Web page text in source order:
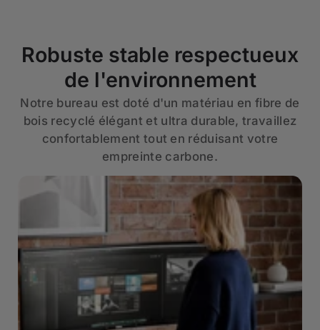
Robuste stable respectueux
de l'environnement
Notre bureau est doté d'un matériau en fibre de
bois recyclé élégant et ultra durable, travaillez
confortablement tout en réduisant votre
empreinte carbone.